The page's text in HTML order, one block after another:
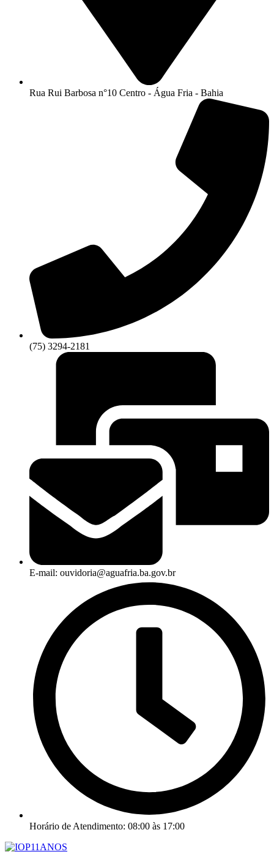
Rua Rui Barbosa n°10 Centro - Água Fria - Bahia
(75) 3294-2181
E-mail: ouvidoria@aguafria.ba.gov.br
Horário de Atendimento: 08:00 às 17:00